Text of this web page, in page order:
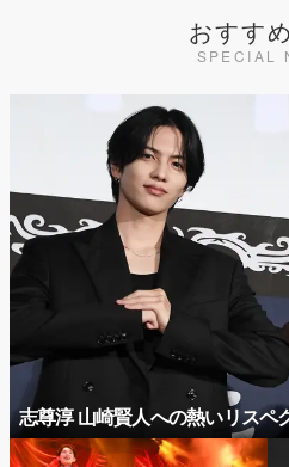
おすす
SPECIAL
志尊淳 山崎賢人への熱いリスペ